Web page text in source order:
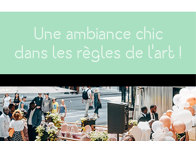
Une ambiance chic
dans les règles de l'art !